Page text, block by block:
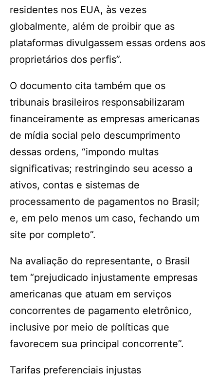
residentes nos EUA, às vezes
globalmente, além de proibir que as
plataformas divulgassem essas ordens aos
proprietários dos perfis”.
O documento cita também que os
tribunais brasileiros responsabilizaram
financeiramente as empresas americanas
de mídia social pelo descumprimento
dessas ordens, “impondo multas
significativas; restringindo seu acesso a
ativos, contas e sistemas de
processamento de pagamentos no Brasil;
e, em pelo menos um caso, fechando um
site por completo”.
Na avaliação do representante, o Brasil
tem “prejudicado injustamente empresas
americanas que atuam em serviços
concorrentes de pagamento eletrônico,
inclusive por meio de políticas que
favorecem sua principal concorrente”.
Tarifas preferenciais injustas